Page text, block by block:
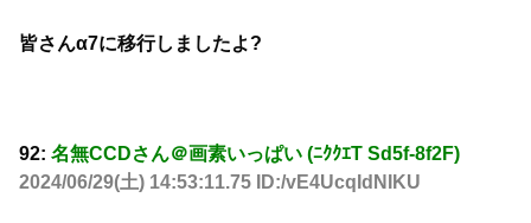
皆さんα7に移行しましたよ?
92: 名無CCDさん＠画素いっぱい (ﾆｸｸｴT Sd5f-8f2F)
2024/06/29(土) 14:53:11.75 ID:/vE4UcqIdNIKU